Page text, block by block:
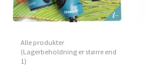
Alle produkter
(Lagerbeholdning er større end
1)